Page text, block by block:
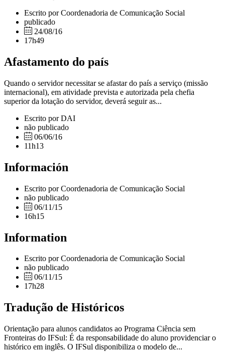
Escrito por Coordenadoria de Comunicação Social
publicado
24/08/16
17h49
Afastamento do país
Quando o servidor necessitar se afastar do país a serviço (missão
internacional), em atividade prevista e autorizada pela chefia
superior da lotação do servidor, deverá seguir as...
Escrito por DAI
não publicado
06/06/16
11h13
Información
Escrito por Coordenadoria de Comunicação Social
não publicado
06/11/15
16h15
Information
Escrito por Coordenadoria de Comunicação Social
não publicado
06/11/15
17h28
Tradução de Históricos
Orientação para alunos candidatos ao Programa Ciência sem
Fronteiras do IFSul: É da responsabilidade do aluno providenciar o
histórico em inglês. O IFSul disponibiliza o modelo de...